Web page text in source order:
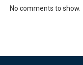
No comments to show.